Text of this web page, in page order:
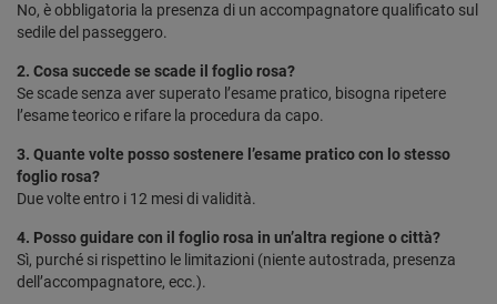
No, è obbligatoria la presenza di un accompagnatore qualificato sul
sedile del passeggero.
2. Cosa succede se scade il foglio rosa?
Se scade senza aver superato l’esame pratico, bisogna ripetere
l’esame teorico e rifare la procedura da capo.
3. Quante volte posso sostenere l’esame pratico con lo stesso
foglio rosa?
Due volte entro i 12 mesi di validità.
4. Posso guidare con il foglio rosa in un’altra regione o città?
Sì, purché si rispettino le limitazioni (niente autostrada, presenza
dell’accompagnatore, ecc.).